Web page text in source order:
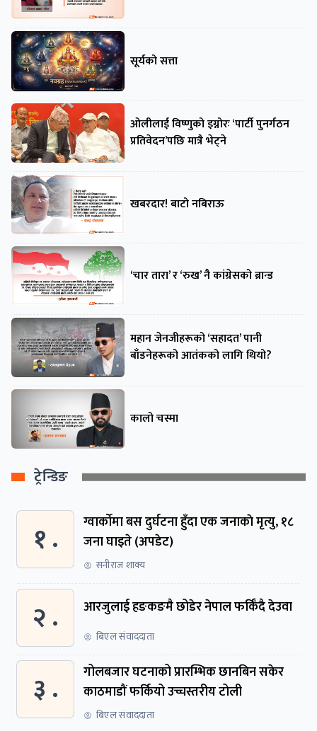
सूर्यको सत्ता
ओलीलाई विष्णुको इग्नोरः ‘पार्टी पुनर्गठन
प्रतिवेदन’पछि मात्रै भेट्ने
खबरदार! बाटो नबिराऊ
‘चार तारा’ र ‘रुख’ नै कांग्रेसको ब्रान्ड
महान जेनजीहरूको ‘सहादत’ पानी
बाँडनेहरूको आतंकको लागि थियो?
कालो चस्मा
ट्रेन्डिङ
१ .
ग्वार्काेमा बस दुर्घटना हुँदा एक जनाकाे मृत्यु, १८
जना घाइते (अपडेट)
सनीराज शाक्य
२ . आरजुलाई हङकङमै छोडेर नेपाल फर्किँदै देउवा
बिएल संवाददाता
३ .
गोलबजार घटनाको प्रारम्भिक छानबिन सकेर
काठमाडौं फर्कियो उच्चस्तरीय टोली
बिएल संवाददाता